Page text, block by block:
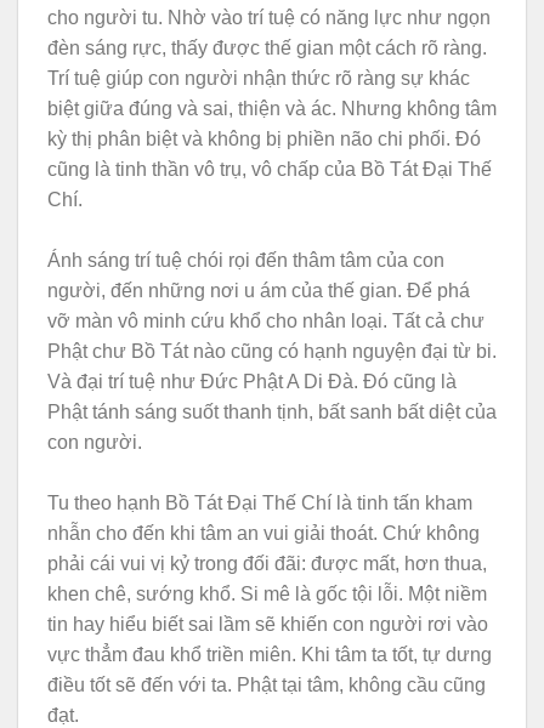
cho người tu. Nhờ vào trí tuệ có năng lực như ngọn
đèn sáng rực, thấy được thế gian một cách rõ ràng.
Trí tuệ giúp con người nhận thức rõ ràng sự khác
biệt giữa đúng và sai, thiện và ác. Nhưng không tâm
kỳ thị phân biệt và không bị phiền não chi phối. Đó
cũng là tinh thần vô trụ, vô chấp của Bồ Tát Đại Thế
Chí.
Ánh sáng trí tuệ chói rọi đến thâm tâm của con
người, đến những nơi u ám của thế gian. Để phá
vỡ màn vô minh cứu khổ cho nhân loại. Tất cả chư
Phật chư Bồ Tát nào cũng có hạnh nguyện đại từ bi.
Và đại trí tuệ như Đức Phật A Di Đà. Đó cũng là
Phật tánh sáng suốt thanh tịnh, bất sanh bất diệt của
con người.
Tu theo hạnh Bồ Tát Đại Thế Chí là tinh tấn kham
nhẫn cho đến khi tâm an vui giải thoát. Chứ không
phải cái vui vị kỷ trong đối đãi: được mất, hơn thua,
khen chê, sướng khổ. Si mê là gốc tội lỗi. Một niềm
tin hay hiểu biết sai lầm sẽ khiến con người rơi vào
vực thẳm đau khổ triền miên. Khi tâm ta tốt, tự dưng
điều tốt sẽ đến với ta. Phật tại tâm, không cầu cũng
đạt.